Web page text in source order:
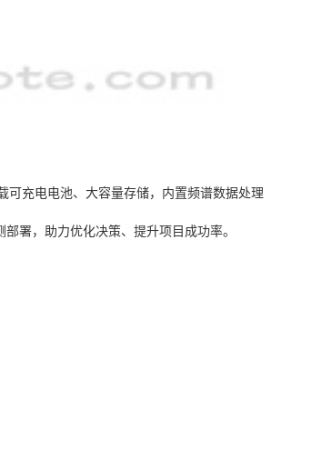
可充电电池、大容量存储，内置频谱数据处理
署，助力优化决策、提升项目成功率。